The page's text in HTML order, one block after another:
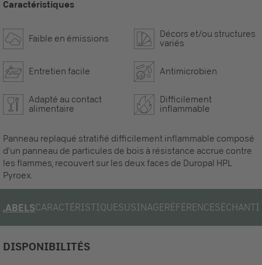
Caractéristiques
Faible en émissions
Décors et/ou structures
variés
Entretien facile Antimicrobien
Adapté au contact
alimentaire
Difficilement
inflammable
Panneau replaqué stratifié difficilement inflammable composé
d’un panneau de particules de bois à résistance accrue contre
les flammes, recouvert sur les deux faces de Duropal HPL
Pyroex.
LABELSCARACTÉRISTIQUESUSINAGERÉFÉRENCES
DISPONIBILITÉS